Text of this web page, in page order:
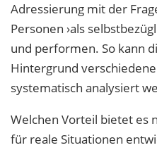
Adressierung mit der
Personen ›als
und performen. So kann
Hintergrund
systematisch analysiert
Welchen Vorteil bietet es
für reale Situationen